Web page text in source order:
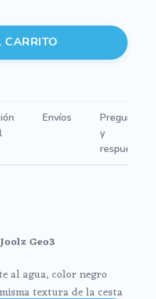
Envíos
Preguntas
y
respuestas
Geo3
al agua, color negro
textura de la cesta